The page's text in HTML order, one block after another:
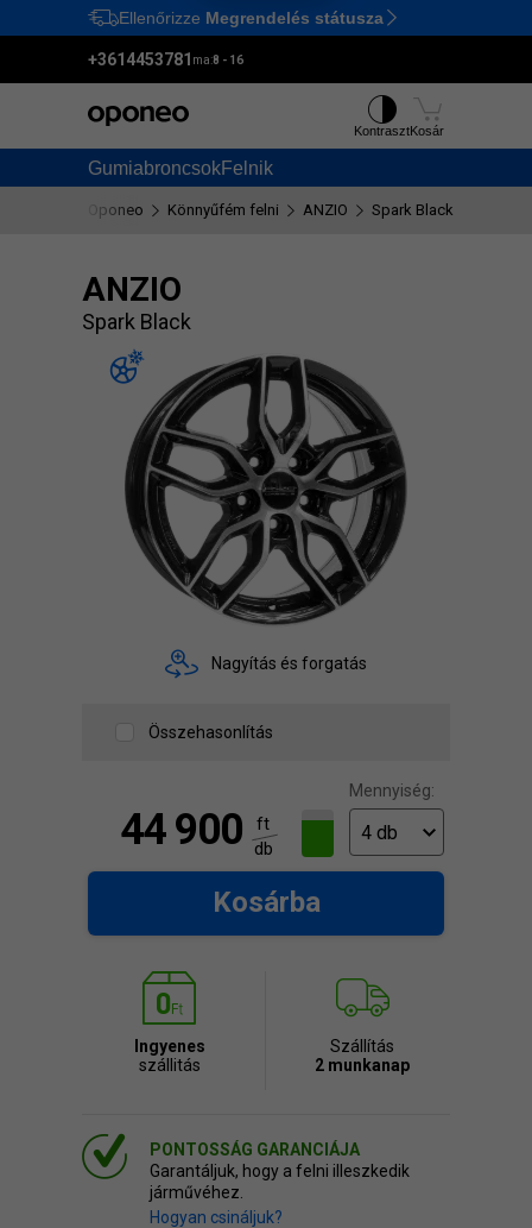
Ctrl M
Ellenőrizze Megrendelés státusza
+3614453781 ma:8 - 16
GumiabroncsokFelnik
KontrasztKosár
Oponeo Könnyűfém felni ANZIO Spark Black
ANZIO
Spark Black
Nagyítás és forgatás
Összehasonlítás
Mennyiség:
44 900
ft
db
Kosárba
Ingyenes
szállitás
Szállítás
2 munkanap
PONTOSSÁG GARANCIÁJA
Garantáljuk, hogy a felni illeszkedik
járművéhez.
Hogyan csináljuk?